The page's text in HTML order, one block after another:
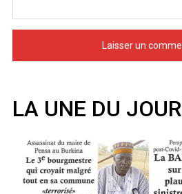
LA UNE DU JOUR